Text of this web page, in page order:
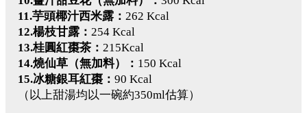
11.芋頭椰汁西米露 ： 262 Kcal
12.楊枝甘露 ： 254 Kcal
13.桂圓紅棗茶 ： 215Kcal
14.燒仙草（無加料）
： 150 Kcal
15.冰糖銀耳紅棗 ： 90 Kcal
（以上甜湯均以一碗約350ml估算）